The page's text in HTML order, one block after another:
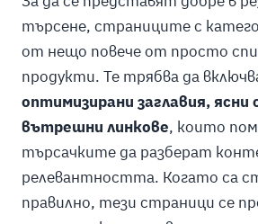
търсене, страниците с
от нещо повече от просто
продукти. Те трябва да
оптимизирани заглавия, ясни
вътрешни линкове, които
търсачките да разберат
релевантността. Когато са
правилно, тези страници се